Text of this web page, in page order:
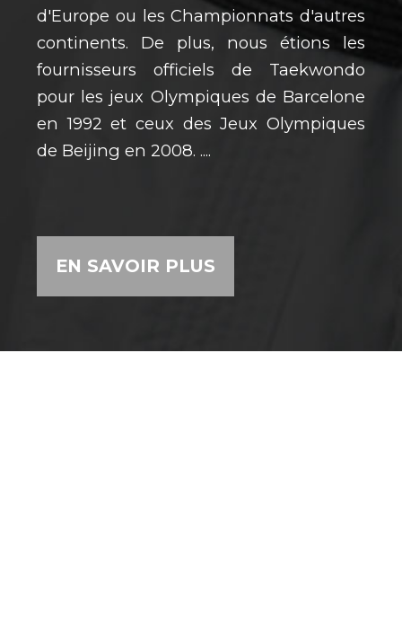
d'Europe ou les Championnats d'autres
continents. De plus, nous étions les
fournisseurs officiels de Taekwondo
pour les jeux Olympiques de Barcelone
en 1992 et ceux des Jeux Olympiques
de Beijing en 2008. ....
EN SAVOIR PLUS